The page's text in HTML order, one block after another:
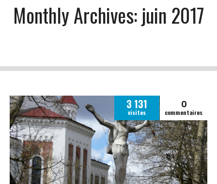
Monthly Archives: juin 2017
3 131
visites
0
commentaires